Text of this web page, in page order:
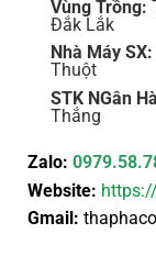
Vùng Trồng:
Đắk Lắk
Nhà Máy SX:
Thuột
STK NGân
Thắng
Zalo:
Website:
Gmail: